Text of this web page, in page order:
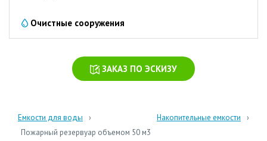
сточных
вод
и
Очистные сооружения
ЗАКАЗ ПО ЭСКИЗУ
Емкости для воды
Накопительные емкости
Пожарный резервуар объемом 50 м3